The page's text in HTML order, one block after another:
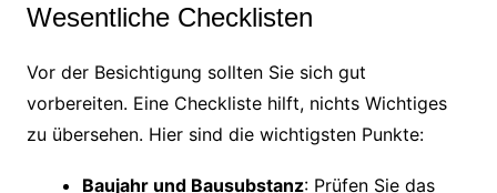
Wesentliche Checklisten
Vor der Besichtigung sollten Sie sich gut
vorbereiten. Eine Checkliste hilft, nichts Wichtiges
zu übersehen. Hier sind die wichtigsten Punkte:
Baujahr und Bausubstanz: Prüfen Sie das